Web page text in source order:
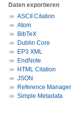
Daten exportieren
ASCII Citation
Atom
BibTeX
Dublin Core
EP3 XML
EndNote
HTML Citation
JSON
Reference Manager
Simple Metadata